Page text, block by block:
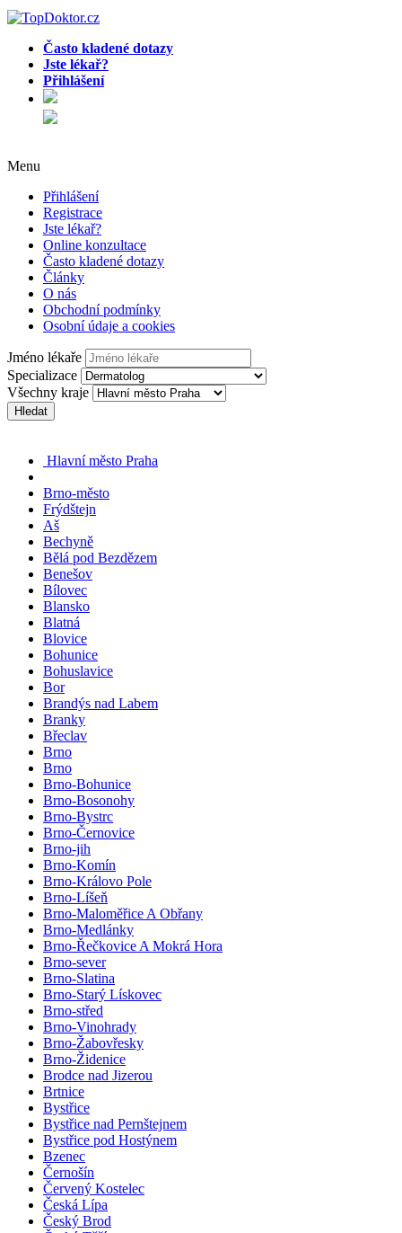
Často kladené dotazy
Jste lékař?
Přihlášení
Menu
Přihlášení
Registrace
Jste lékař?
Online konzultace
Často kladené dotazy
Články
O nás
Obchodní podmínky
Osobní údaje a cookies
Jméno lékaře
Specializace
Všechny kraje
Hledat
Hlavní město Praha
Brno-město
Frýdštejn
Aš
Bechyně
Bělá pod Bezdězem
Benešov
Bílovec
Blansko
Blatná
Blovice
Bohunice
Bohuslavice
Bor
Brandýs nad Labem
Branky
Břeclav
Brno
Brno
Brno-Bohunice
Brno-Bosonohy
Brno-Bystrc
Brno-Černovice
Brno-jih
Brno-Komín
Brno-Královo Pole
Brno-Líšeň
Brno-Maloměřice A Obřany
Brno-Medlánky
Brno-Řečkovice A Mokrá Hora
Brno-sever
Brno-Slatina
Brno-Starý Lískovec
Brno-střed
Brno-Vinohrady
Brno-Žabovřesky
Brno-Židenice
Brodce nad Jizerou
Brtnice
Bystřice
Bystřice nad Pernštejnem
Bystřice pod Hostýnem
Bzenec
Černošín
Červený Kostelec
Česká Lípa
Český Brod